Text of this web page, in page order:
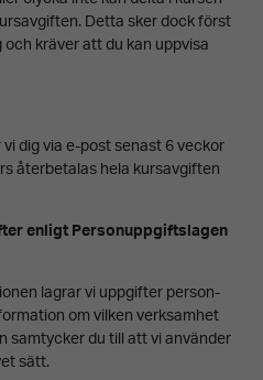
Detta sker dock först
kräver att du kan uppvisa
dig via e-post senast6veckor
återbetalas hela kursavgiften
enligt Personuppgiftslagen
lagrar vi uppgifter person-
om vilken verksamhet
samtycker du till att vi använder
sätt.
Upplevelse
prestera så
bra som
ditt besök.
Om du nekar
dessa
cookies